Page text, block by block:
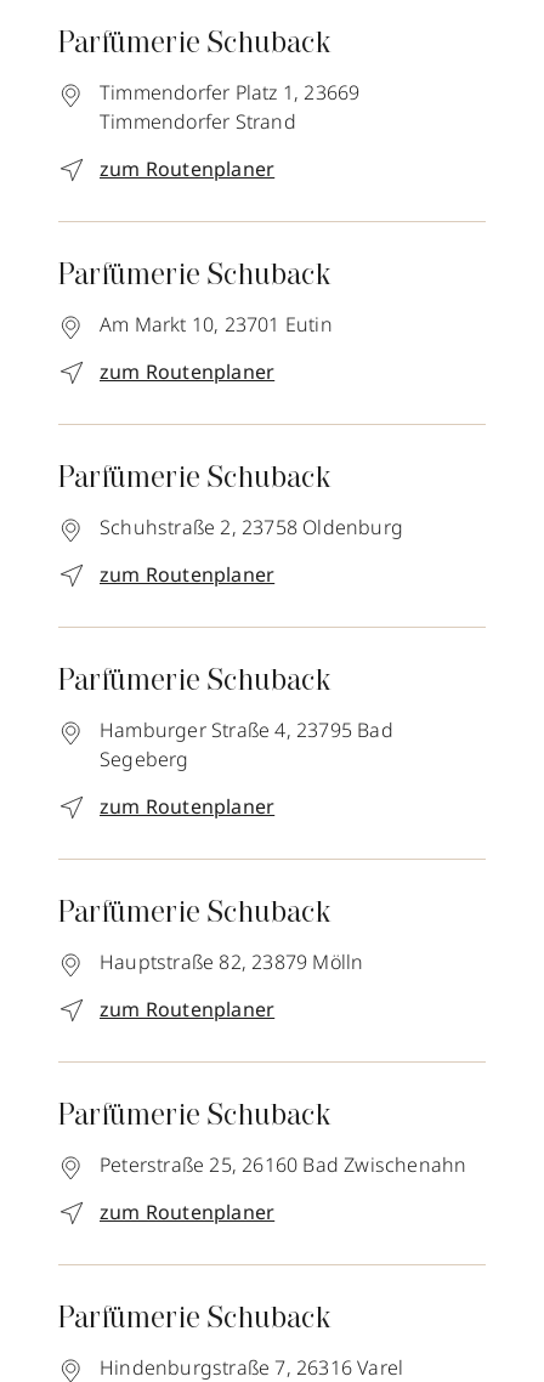
Parfümerie Schuback
Timmendorfer Platz 1, 23669
Timmendorfer Strand
zum Routenplaner
Parfümerie Schuback
Am Markt 10, 23701 Eutin
zum Routenplaner
Parfümerie Schuback
Schuhstraße 2, 23758 Oldenburg
zum Routenplaner
Parfümerie Schuback
Hamburger Straße 4, 23795 Bad
Segeberg
zum Routenplaner
Parfümerie Schuback
Hauptstraße 82, 23879 Mölln
zum Routenplaner
Parfümerie Schuback
Peterstraße 25, 26160 Bad Zwischenahn
zum Routenplaner
Parfümerie Schuback
Hindenburgstraße 7, 26316Varel